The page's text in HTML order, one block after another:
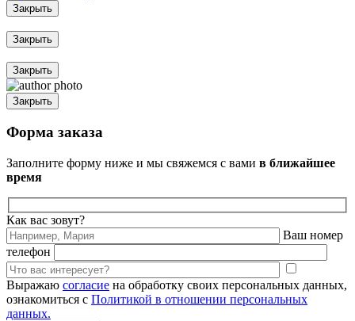
Закрыть
Закрыть
Закрыть
Закрыть
Форма заказа
Заполните форму ниже и мы свяжемся с вами в ближайшее
время
Как вас зовут?
Ваш номер
телефон
Выражаю согласие на обработку своих персональных данных,
ознакомиться с Политикой в отношении персональных
данных.